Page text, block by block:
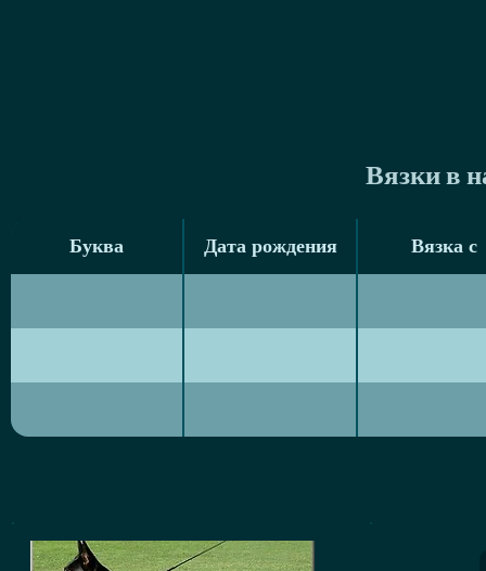
Вязки в
Буква Дата рождения Вязка с
Буква Дата рождения Вязка с